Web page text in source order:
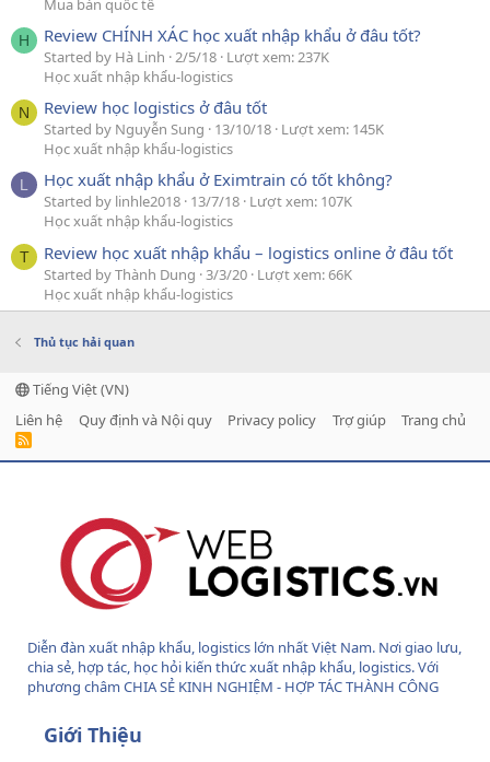
H Review CHÍNH XÁC học xuất nhập khẩu ở đâu tốt?
Started by Hà Linh 2/5/18 Lượt xem: 237K
Học xuất nhập khẩu-logistics
N Review học logistics ở đâu tốt
Started by Nguyễn Sung 13/10/18 Lượt xem: 145K
Học xuất nhập khẩu-logistics
L Học xuất nhập khẩu ở Eximtrain có tốt không?
Started by linhle2018 13/7/18 Lượt xem: 107K
Học xuất nhập khẩu-logistics
T Review học xuất nhập khẩu – logistics online ở đâu tốt
Started by Thành Dung 3/3/20 Lượt xem: 66K
Học xuất nhập khẩu-logistics
Thủ tục hải quan
Tiếng Việt (VN)
Liên hệ
Quy định và Nội quy Privacy policy Trợ giúp Trang chủ
R
Diễn đàn xuất nhập khẩu, logistics lớn nhất Việt Nam. Nơi giao lưu,
chia sẻ, hợp tác, học hỏi kiến thức xuất nhập khẩu, logistics. Với
phương châm CHIA SẺ KINH NGHIỆM - HỢP TÁC THÀNH CÔNG
Giới Thiệu